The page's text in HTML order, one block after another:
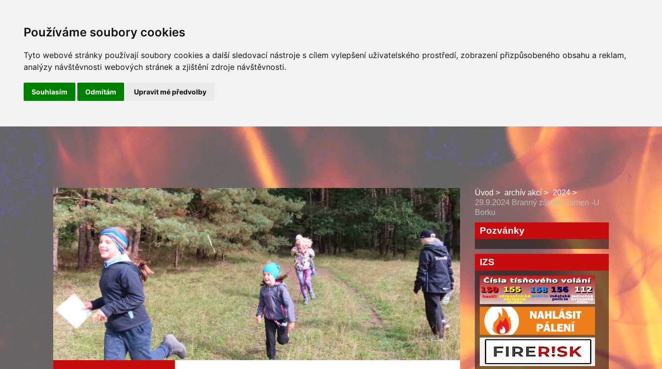
Používáme soubory cookies
Tyto webové stránky používají soubory cookies a další sledovací nástroje s cílem vylepšení uživatelského prostředí, zobrazení přizpůsobeného obsahu a reklam,
analýzy návštěvnosti webových stránek a zjištění zdroje návštěvnosti.
Souhlasím Odmítám Upravit mé předvolby
ÚVOD NOVINKY
Úvod archív akcí
2024
29.9.2024 Branný závod Plamen -U
Borku
Pozvánky
IZS